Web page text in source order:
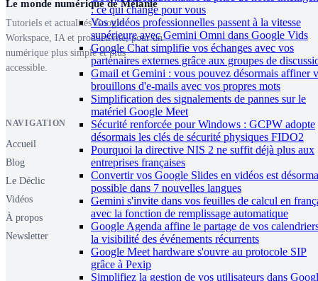
: ce qui change pour vous
Vos vidéos professionnelles passent à la vitesse
supérieure avec Gemini Omni dans Google Vids
Google Chat simplifie vos échanges avec vos
partenaires externes grâce aux groupes de
Gmail et Gemini : vous pouvez désormais affiner
brouillons d'e-mails avec vos propres mots
Simplification des signalements de pannes sur le
matériel Google Meet
Sécurité renforcée pour Windows : GCPW adopte
désormais les clés de sécurité physiques FIDO2
Pourquoi la directive NIS 2 ne suffit déjà plus aux
entreprises françaises
Convertir vos Google Slides en vidéos est
possible dans 7 nouvelles langues
Gemini s'invite dans vos feuilles de calcul en
avec la fonction de remplissage automatique
Google Agenda affine le partage de vos
la visibilité des événements récurrents
Google Meet hardware s'ouvre au protocole SIP
grâce à Pexip
Simplifiez la gestion de vos utilisateurs dans
Le monde numérique de Mélanie
Tutoriels et actualités Google
Workspace, IA et productivité, pour un
numérique plus simple et plus
accessible.
NAVIGATION
Accueil
Blog
Le Déclic
Vidéos
À propos
Newsletter